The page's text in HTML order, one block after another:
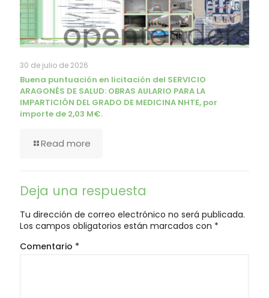
30 de julio de 2026
Buena puntuación en licitación del SERVICIO
ARAGONÉS DE SALUD: OBRAS AULARIO PARA LA
IMPARTICIÓN DEL GRADO DE MEDICINA NHTE, por
importe de 2,03 M€.
Read more
Deja una respuesta
Tu dirección de correo electrónico no será publicada.
Los campos obligatorios están marcados con *
Comentario *